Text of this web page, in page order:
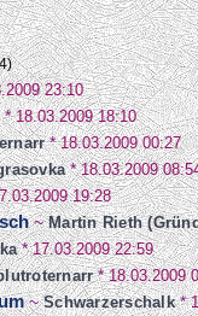
23:10
*18.03.2009 18:10
*18.03.2009 00:27
*18.03.2009
19:28
~Martin Rieth
*17.03.2009 22:59
*18.03.2009
~Schwarzerschalk*